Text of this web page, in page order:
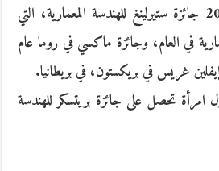
ونالت زها حديد عام 2010 جائزة ستيرلينغ للهندسة المعمارية، التي
في العام، وجائزة ماكسي في روما عام
كانت أول امرأة تحصل على جائزة بريتسكر للهندسة